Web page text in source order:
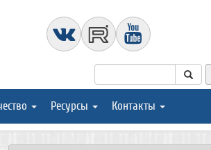
Ресурсы Контакты